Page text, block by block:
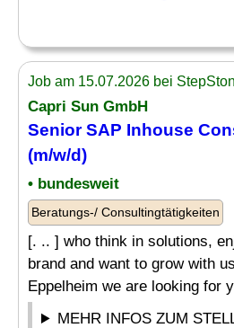
Job am 15.07.2026 bei
Capri Sun GmbH
SeniorSAP Inhouse
(m/w/d)
• bundesweit
Beratungs-/ Consultingtätigkeiten
[. .. ] who think in solutions,
brand and want to grow with
Eppelheim we are looking for
MEHR INFOS ZUM